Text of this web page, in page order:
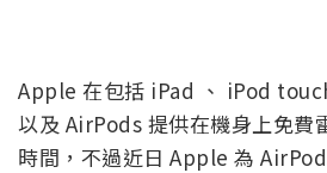
Apple 在包括 iPad 、 iPod
以及 AirPods 提供在機身上免費
時間，不過近日 Apple 為